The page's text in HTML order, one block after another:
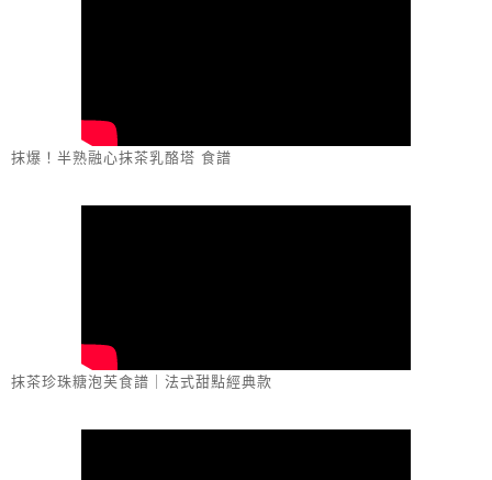
抹爆！半熟融心抹茶乳酪塔 食譜
抹茶珍珠糖泡芙食譜｜法式甜點經典款